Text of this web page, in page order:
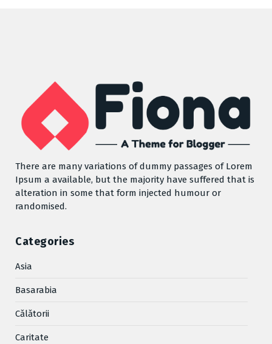
There are many variations of dummy passages of Lorem
Ipsum a available, but the majority have suffered that is
alteration in some that form injected humour or
randomised.
Categories
Asia
Basarabia
Cǎlǎtorii
Caritate